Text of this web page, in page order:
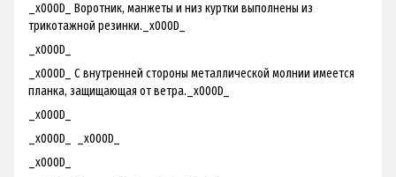
_x000D_ Воротник, манжеты и низ куртки выполнены из
трикотажной резинки._x000D_
_x000D_
_x000D_ С внутренней стороны металлической молнии имеется
планка, защищающая от ветра._x000D_
_x000D_
_x000D_ _x000D_
_x000D_